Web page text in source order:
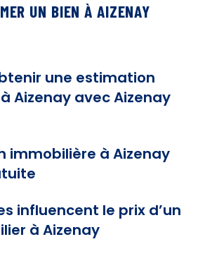
UN BIEN À AIZENAY
une estimation
Aizenay avec Aizenay
immobilière à Aizenay
influencent le prix d’un
à Aizenay